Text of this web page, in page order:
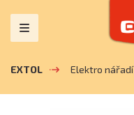
EXTOL Elektro nářadí